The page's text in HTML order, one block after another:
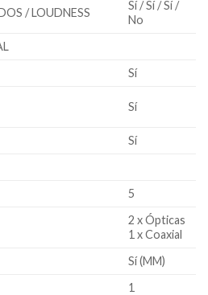
/ LOUDNESS
Sí / Sí / Sí /
No
Sí
Sí
Sí
5
2 x Ópticas
1 x Coaxial
Sí (MM)
1